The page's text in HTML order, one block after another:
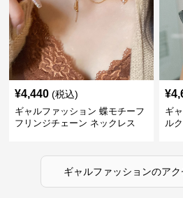
¥4,440 (税込)
ギャルファッション 蝶モチーフ
フリンジチェーン ネックレス
¥
ギ
ル
ギャルファッションのアク